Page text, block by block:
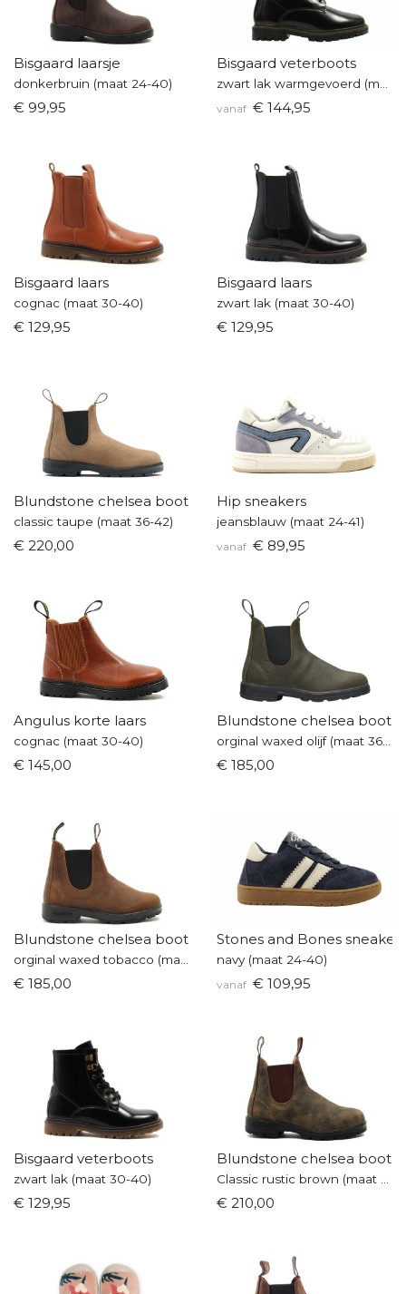
Bisgaard laarsje
donkerbruin (maat 24-40)
€ 99,95
Bisgaard veterboots
zwart lak warmgevoerd (maat 30-40)
vanaf € 144,95
Bisgaard laars
cognac (maat 30-40)
€ 129,95
Bisgaard laars
zwart lak (maat 30-40)
€ 129,95
Blundstone chelsea boot
classic taupe (maat 36-42)
€ 220,00
Hip sneakers
jeansblauw (maat 24-41)
vanaf € 89,95
Angulus korte laars
cognac (maat 30-40)
€ 145,00
Blundstone chelsea boot
orginal waxed olijf (maat 36-42)
€ 185,00
Blundstone chelsea boot
orginal waxed tobacco (maat 36-42)
€ 185,00
Stones and Bones sneakers
navy (maat 24-40)
vanaf € 109,95
Bisgaard veterboots
zwart lak (maat 30-40)
€ 129,95
Blundstone chelsea boot
Classic rustic brown (maat 36-42)
€ 210,00